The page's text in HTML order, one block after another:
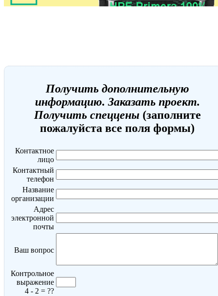
Получить дополнительную
информацию. Заказать проект.
Получить спеццены (заполните
пожалуйста все поля формы)
Контактное
лицо
Контактный
телефон
Название
организации
Адрес
электронной
почты
Ваш вопрос
Контрольное
выражение
4 - 2 = ??